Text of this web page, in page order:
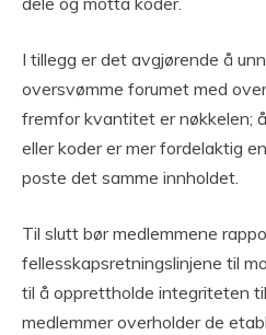
I tillegg er det avgjørende å
oversvømme forumet med
fremfor kvantitet er nøkkelen;
eller koder er mer fordelaktig
poste det samme innholdet.
Til slutt bør medlemmene
fellesskapsretningslinjene til
til å opprettholde integriteten
medlemmer overholder de